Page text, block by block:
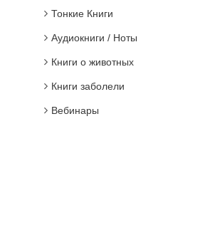
Тонкие Книги
Аудиокниги / Ноты
Книги о животных
Книги заболели
Вебинары